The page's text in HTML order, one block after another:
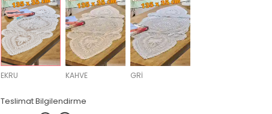
EKRU KAHVE GRİ
Teslimat Bilgilendirme